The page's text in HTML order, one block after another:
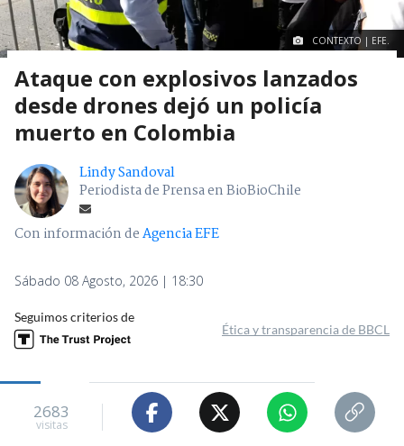
CONTEXTO | EFE.
Ataque con explosivos lanzados
desde drones dejó un policía
muerto en Colombia
Lindy Sandoval
Periodista de Prensa en BioBioChile
Con información deAgencia EFE
Sábado 08 Agosto, 2026 | 18:30
Seguimos criterios de
Ética y transparencia de BBCL
2683
visitas